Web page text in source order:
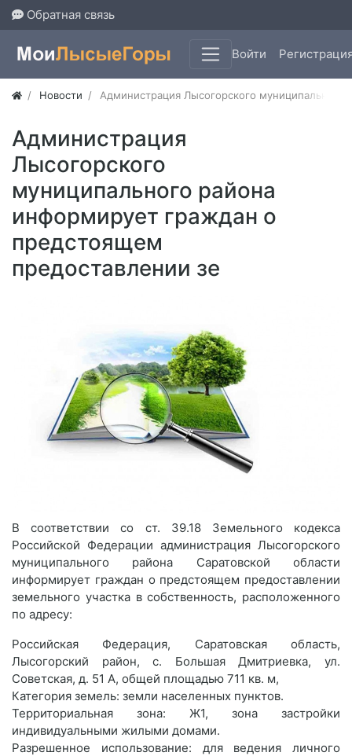
Обратная связь
Войти
Новости Администрация Лысогорского
Администрация
Лысогорского
муниципального района
информирует граждан о
предстоящем
предоставлении зе
В соответствии со ст. 39.18 Земельного кодекса
Российской Федерации администрация Лысогорского
муниципального района Саратовской области
информирует граждан о предстоящем предоставлении
земельного участка в собственность, расположенного
по адресу:
Российская Федерация, Саратовская область,
Лысогорский район, с. Большая Дмитриевка, ул.
Советская, д. 51 А, общей площадью 711 кв. м,
Категория земель: земли населенных пунктов.
Территориальная зона: Ж1, зона застройки
индивидуальными жилыми домами.
Разрешенное использование: для ведения личного